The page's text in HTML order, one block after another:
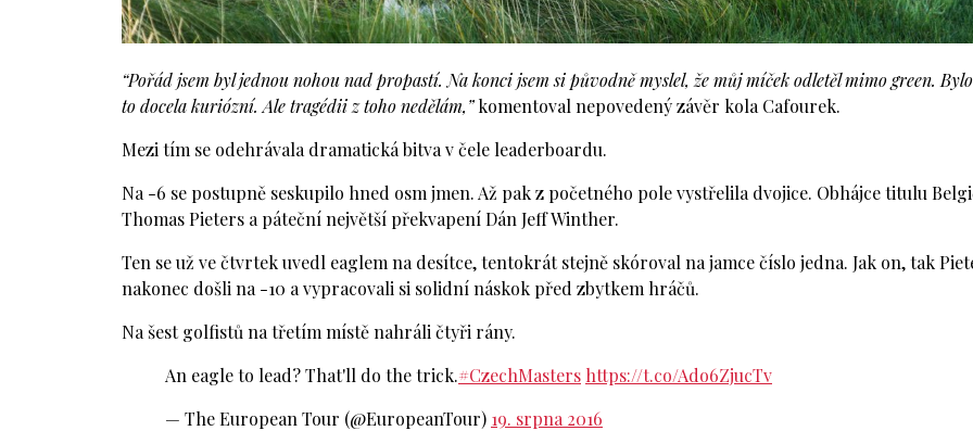
“Pořád jsem byl jednou nohou nad propastí. Na konci jsem si původně myslel, že můj míček odletěl mimo green.
to docela kuriózní. Ale tragédii z toho nedělám,”komentoval nepovedený závěr kola Cafourek.
Mezi tím se odehrávala dramatická bitva v čele leaderboardu.
Na -6 se postupně seskupilo hned osm jmen. Až pak z početného pole vystřelila dvojice. Obhájce titulu
Thomas Pieters a páteční největší překvapení Dán Jeff Winther.
Ten se už ve čtvrtek uvedl eaglem na desítce, tentokrát stejně skóroval na jamce číslo jedna. Jak on, tak
nakonec došli na -10 a vypracovali si solidní náskok před zbytkem hráčů.
Na šest golfistů na třetím místě nahráli čtyři rány.
An eagle to lead? That'll do the trick.#CzechMasters https://t.co/Ado6ZjucTv
— The European Tour (@EuropeanTour) 19. srpna 2016